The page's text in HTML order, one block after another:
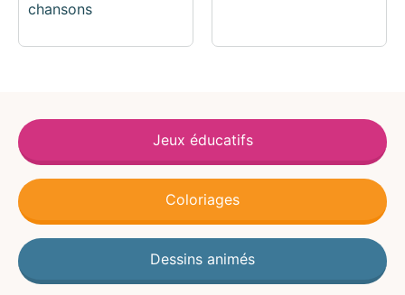
chansons
Jeux éducatifs
Coloriages
Dessins animés